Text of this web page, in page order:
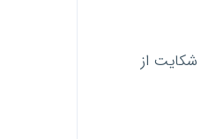
شکایت از